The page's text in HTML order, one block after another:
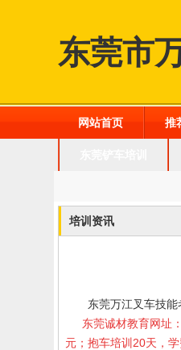
东莞市
网站首页 推
培训资讯
东莞万江叉车技
东莞诚材教育网址：
元；抱车培训20天，